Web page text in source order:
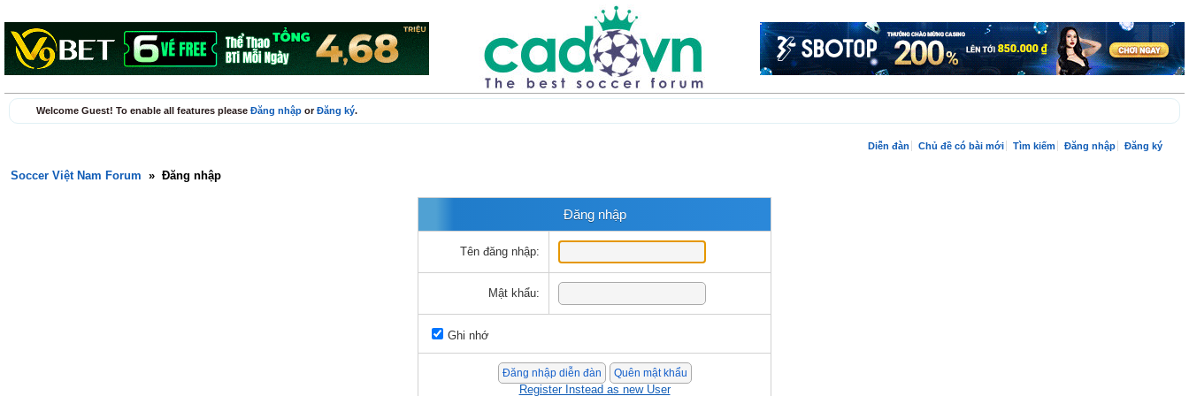
Welcome Guest! To enable all features please Đăng nhập orĐăng ký.
Diễn đàn Chủ đề có bài mới Tìm kiếm Đăng nhập Đăng ký
Soccer Việt Nam Forum » Đăng nhập
Đăng nhập
Tên đăng nhập:
Mật khẩu:
Ghi nhớ
Register Instead as new User